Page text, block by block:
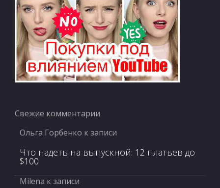
Свежие комментарии
Ольга Горбенко к записи
Что надеть на выпускной: 12 платьев до
$100
Milena к записи